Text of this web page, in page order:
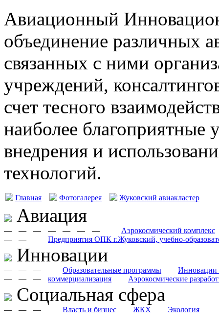
Авиационный
объединение различных
связанных с ними
учреждений,
счет тесного
наиболее благоприятные
внедрения и
технологий.
Главная Фотогалерея Жуковский авиакластер
Авиация
— Аэрокосмический комплекс
— — — — —
—
Предприятия ОПК г.Жуковский, учебно-
— —
Инновации
— Образовательные программы
— Инновации
—
коммерциализация
— Аэрокосмические
— —
Cоциальная сфера
— Власть и бизнес
— ЖКХ
— Экология